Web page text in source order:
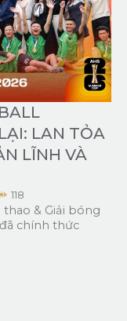
LAN TỎA
LĨNH VÀ
118
thao & Giải bóng
chính thức